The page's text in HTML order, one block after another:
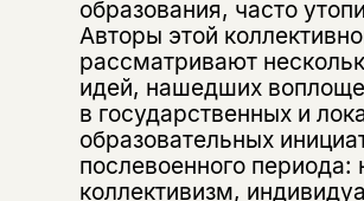
образования, часто
Авторы этой
рассматривают
идей, нашедших
в государственных и
образовательных
послевоенного периода:
коллективизм,